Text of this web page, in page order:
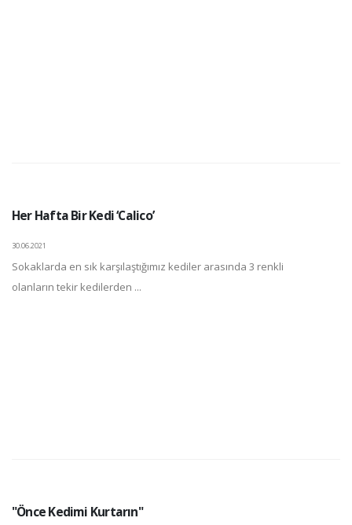
Her Hafta Bir Kedi ‘Calico’
30.06.2021
Sokaklarda en sık karşılaştığımız kediler arasında 3 renkli
olanların tekir kedilerden ...
"Önce Kedimi Kurtarın"